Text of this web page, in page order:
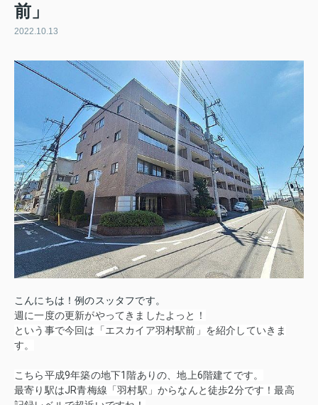
前」
2022.10.13
こんにちは！例のスッタフです。
週に一度の更新がやってきましたよっと！
という事で今回は「エスカイア羽村駅前」を紹介していきま
す。
こちら平成9年築の地下1階ありの、地上6階建てです。
最寄り駅はJR青梅線「羽村駅」からなんと徒歩2分です！最高